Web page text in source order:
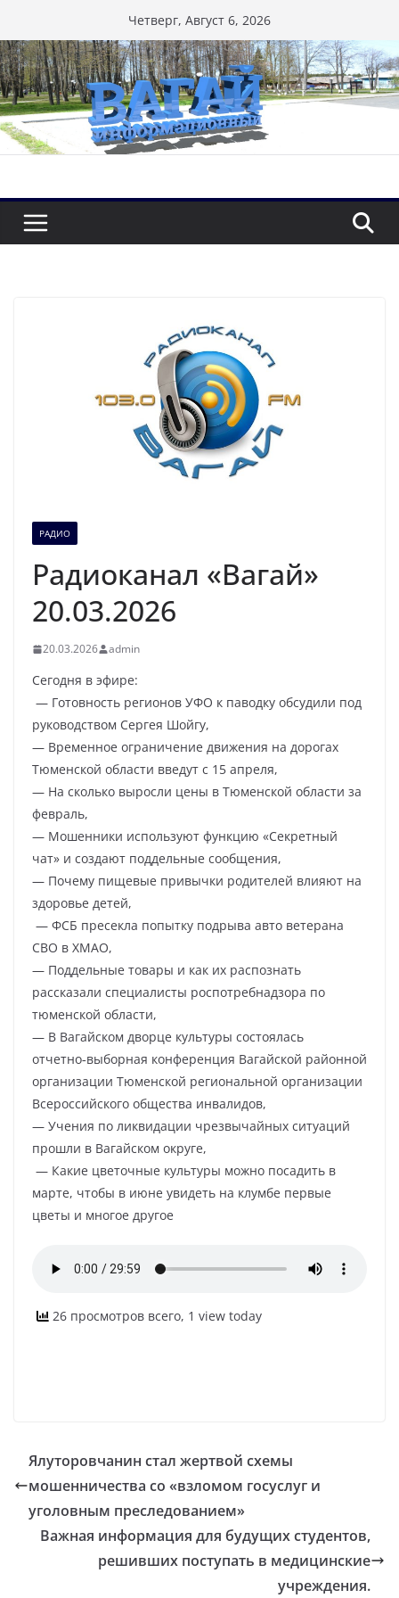
к
содержимому
Четверг, Август 6, 2026
РАДИО
Радиоканал «Вагай»
20.03.2026
20.03.2026 admin
Сегодня в эфире:
— Готовность регионов УФО к паводку обсудили под
руководством Сергея Шойгу,
— Временное ограничение движения на дорогах
Тюменской области введут с 15 апреля,
— На сколько выросли цены в Тюменской области за
февраль,
— Мошенники используют функцию «Секретный
чат» и создают поддельные сообщения,
— Почему пищевые привычки родителей влияют на
здоровье детей,
— ФСБ пресекла попытку подрыва авто ветерана
СВО в ХМАО,
— Поддельные товары и как их распознать
рассказали специалисты роспотребнадзора по
тюменской области,
— В Вагайском дворце культуры состоялась
отчетно‑выборная конференция Вагайской районной
организации Тюменской региональной организации
Всероссийского общества инвалидов,
— Учения по ликвидации чрезвычайных ситуаций
прошли в Вагайском округе,
— Какие цветочные культуры можно посадить в
марте, чтобы в июне увидеть на клумбе первые
цветы и многое другое
26 просмотров всего, 1 view today
Ялуторовчанин стал жертвой схемы
мошенничества со «взломом госуслуг и
уголовным преследованием»
Важная информация для будущих студентов,
решивших поступать в медицинские
учреждения.